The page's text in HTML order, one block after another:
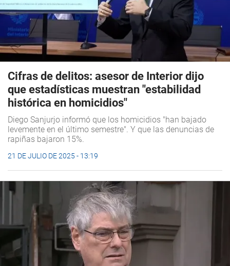
Cifras de delitos: asesor de Interior dijo
que estadísticas muestran "estabilidad
histórica en homicidios"
Diego Sanjurjo informó que los homicidios "han bajado
levemente en el último semestre". Y que las denuncias de
rapiñas bajaron 15%.
21 DE JULIO DE 2025 - 13:19